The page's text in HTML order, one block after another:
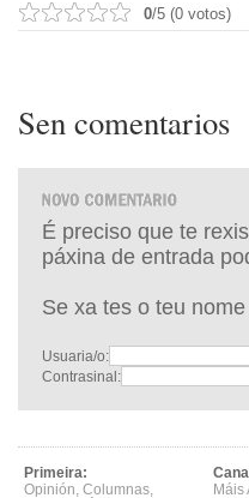
0/5 (0 votos)
Sen comentarios
É preciso que te
páxina de entrada
Se xa tes o teu
Usuaria/o:
Contrasinal:
Primeira:
Opinión, Columnas,
Máis